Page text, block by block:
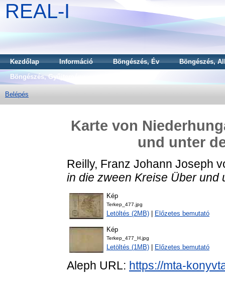
REAL-I
Kezdőlap Információ Böngészés, Év
Böngészés,
Böngészés, Gyűjtemény
Belépés
Karte von
und unter
Reilly, Franz Johann Joseph
in die zween Kreise Über und
Kép
Terkep_477.jpg
Letöltés (2MB) Előzetes bemutató
Kép
Terkep_477_H.jpg
Letöltés (1MB) Előzetes bemutató
Aleph URL: https://mta-